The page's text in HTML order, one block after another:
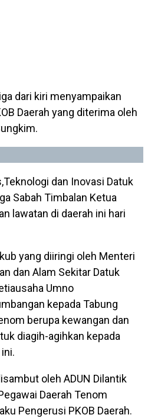
dari kiri menyampaikan
Daerah yang diterima oleh
dan Inovasi Datuk
Sabah Timbalan Ketua
lawatan di daerah ini hari
yang diiringi oleh Menteri
dan Alam Sekitar Datuk
Umno
kepada Tabung
berupa kewangan dan
diagih-agihkan kepada
oleh ADUN Dilantik
Daerah Tenom
Pengerusi PKOB Daerah.